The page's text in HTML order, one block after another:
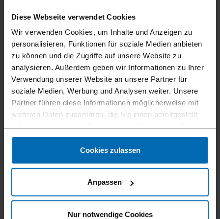
Diese Webseite verwendet Cookies
Wir verwenden Cookies, um Inhalte und Anzeigen zu
personalisieren, Funktionen für soziale Medien anbieten
zu können und die Zugriffe auf unsere Website zu
analysieren. Außerdem geben wir Informationen zu Ihrer
Verwendung unserer Website an unsere Partner für
soziale Medien, Werbung und Analysen weiter. Unsere
Partner führen diese Informationen möglicherweise mit
weiteren Daten zusammen, die Sie ihnen bereitgestellt
gesammelt haben.
Cookies zulassen
Anpassen
Nur notwendige Cookies
PLZ
IHRE NACHRICHT
Datenschutzbestimmungen